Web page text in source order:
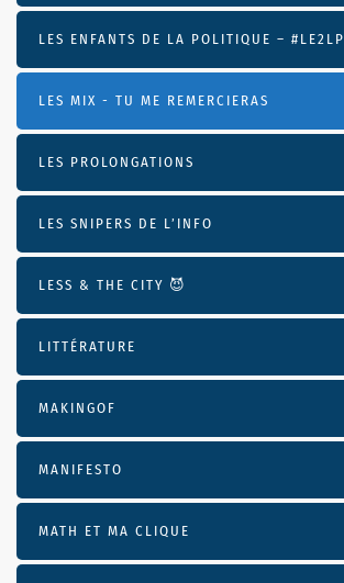
LES ENFANTS DE LA POLITIQUE – #LE2LP
LES MIX - TU ME REMERCIERAS
LES PROLONGATIONS
LES SNIPERS DE L’INFO
LESS & THE CITY 😈
LITTÉRATURE
MAKINGOF
MANIFESTO
MATH ET MA CLIQUE